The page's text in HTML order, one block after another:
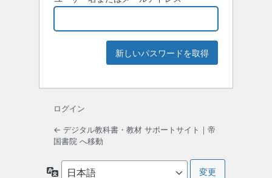
ログイン
← デジタル教科書・教材 サポートサイト｜帝
国書院 へ移動